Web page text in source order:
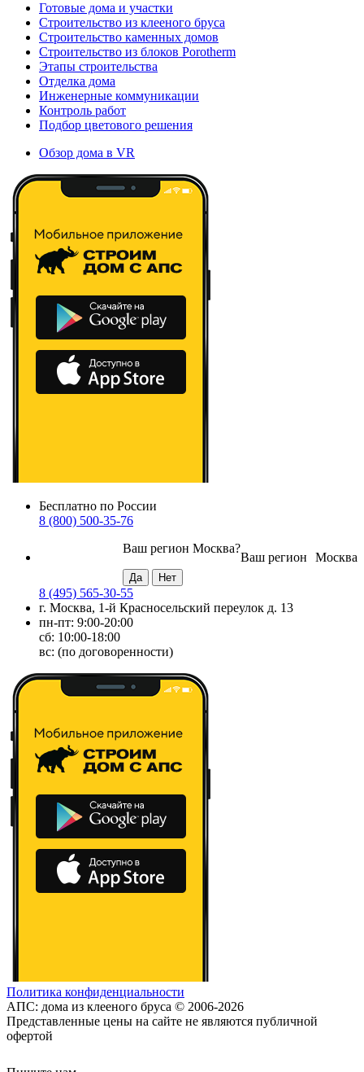
Готовые дома и участки
Строительство из клееного бруса
Строительство каменных домов
Строительство из блоков Porotherm
Этапы строительства
Отделка дома
Инженерные коммуникации
Контроль работ
Подбор цветового решения
Обзор дома в VR
Бесплатно по России
8 (800) 500-35-76
Москва
Ваш регион
Ваш регион Москва?
8 (495) 565-30-55
г. Москва, 1-й Красносельский переулок д. 13
пн-пт: 9:00-20:00
сб: 10:00-18:00
вс: (по договоренности)
Политика конфиденциальности
АПС: дома из клееного бруса © 2006-2026
Представленные цены на сайте не являются публичной
офертой